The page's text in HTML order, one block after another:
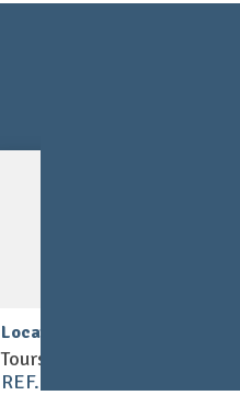
Location - BUREAUX 34 m
Tours (37000)
REF. 37.001610